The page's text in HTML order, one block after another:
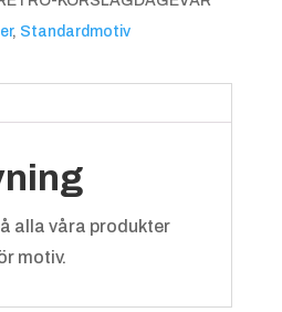
, Standardmotiv
alla våra produkter
motiv.